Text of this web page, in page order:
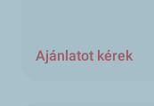
Ajánlatot kérek